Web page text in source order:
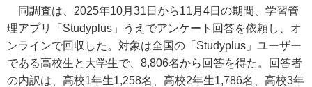
同調査は、2025年10月31日から11月4日の期間、学習管
理アプリ「Studyplus」うえでアンケート回答を依頼し、オ
ンラインで回収した。対象は全国の「Studyplus」ユーザー
である高校生と大学生で、8,806名から回答を得た。回答者
の内訳は、高校1年生1,258名、高校2年生1,786名、高校3年